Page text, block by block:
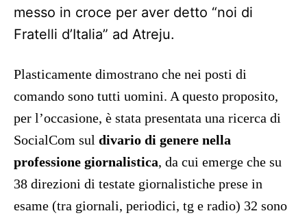
messo in croce per aver detto “noi di
Fratelli d’Italia” ad Atreju.
Plasticamente dimostrano che nei posti di
comando sono tutti uomini. A questo proposito,
per l’occasione, è stata presentata una ricerca di
SocialCom sul divario di genere nella
professione giornalistica, da cui emerge che su
38 direzioni di testate giornalistiche prese in
esame (tra giornali, periodici, tg e radio) 32 sono